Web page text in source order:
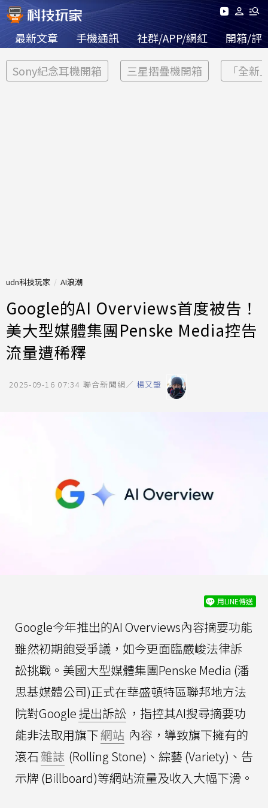
最新文章 手機通訊 社群/APP/網紅 開箱/評
Sony紀念耳機開箱 三星摺疊機開箱 「全新
udn科技玩家 AI浪潮
Google的AI Overviews首度被告！
美大型媒體集團Penske Media控告
流量遭稀釋
2025-09-16 07:34 聯合新聞網／ 楊又肇
用LINE傳送
Google今年推出的AI Overviews內容摘要功能
雖然初期飽受爭議，如今更面臨嚴峻法律訴
訟挑戰。美國大型媒體集團Penske Media (潘
思基媒體公司)正式在華盛頓特區聯邦地方法
院對Google提出訴訟 ，指控其AI搜尋摘要功
能非法取用旗下網站 內容，導致旗下擁有的
滾石雜誌 (Rolling Stone)、綜藝 (Variety)、告
示牌 (Billboard)等網站流量及收入大幅下滑。